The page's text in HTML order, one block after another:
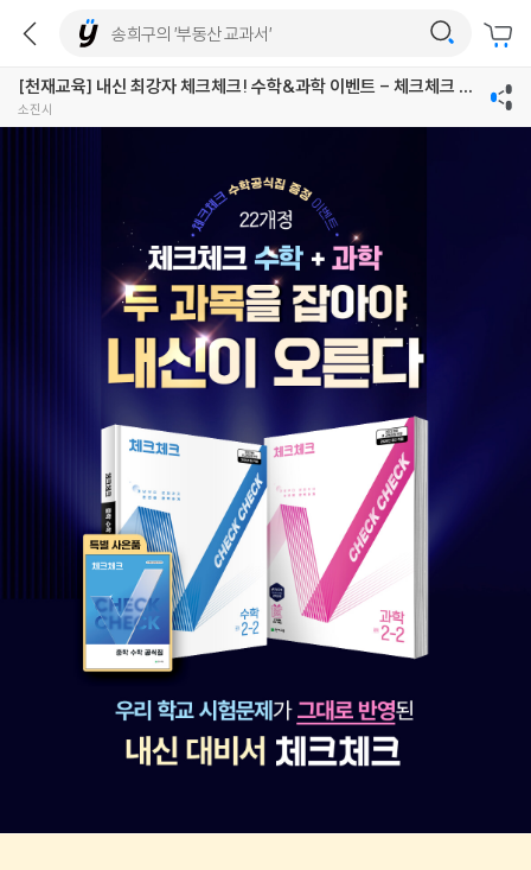
[천재교육] 내신 최강자 체크체크! 수학&과학 이벤트 - 체크체크 수
학 공식집
소진시